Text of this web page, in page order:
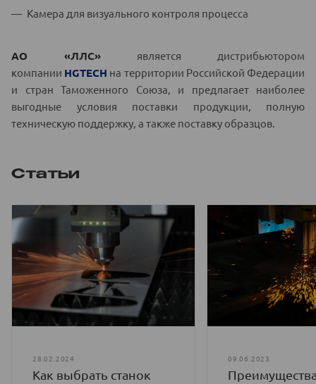
Камера для визуального контроля процесса
АО «ЛЛС» является дистрибьютором
компании HGTECH на территории Российской Федерации
и стран Таможенного Союза, и предлагает наиболее
выгодные условия поставки продукции, полную
техническую поддержку, а также поставку образцов.
Статьи
28.02.2024
Как выбрать станок
09.06.2023